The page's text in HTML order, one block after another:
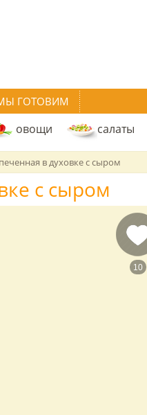
ГОТОВИМ
овощи салаты
в духовке с сыром
с сыром
10